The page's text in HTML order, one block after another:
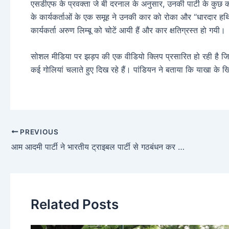
एसडीएफ के प्रवक्ता जे बी दरनाल के अनुसार, उनकी पार्टी के कुछ
के कार्यकर्ताओं के एक समूह ने उनकी कार को रोका और ‘‘धारदार
कार्यकर्ता अरुण लिम्बू को चोटें आयी हैं और कार क्षतिग्रस्त हो गयी।
सोशल मीडिया पर झड़प की एक वीडियो क्लिप प्रसारित हो रही
कई गोलियां चलाते हुए दिख रहे हैं। पांडियन ने बताया कि याखा के
PREVIOUS
आम आदमी पार्टी ने भारतीय ट्राइबल पार्टी से गठबंधन कर केजरीवाल ने भाजपा को दी खुली चुनौती
Related Posts